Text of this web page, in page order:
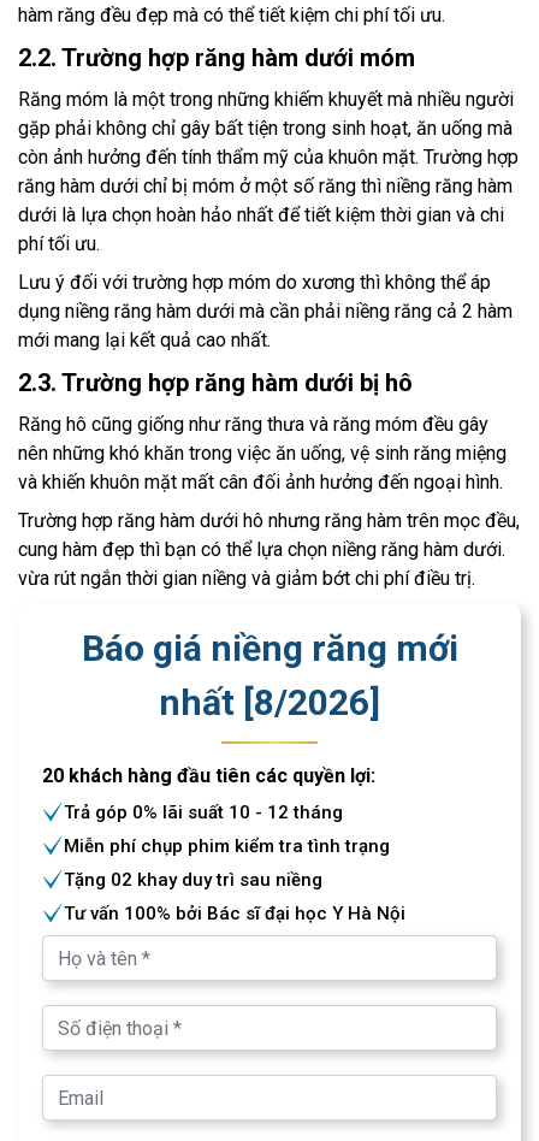
hàm răng đều đẹp mà có thể tiết kiệm chi phí tối ưu.
2.2. Trường hợp răng hàm dưới móm
Răng móm là một trong những khiếm khuyết mà nhiều người
gặp phải không chỉ gây bất tiện trong sinh hoạt, ăn uống mà
còn ảnh hưởng đến tính thẩm mỹ của khuôn mặt. Trường hợp
răng hàm dưới chỉ bị móm ở một số răng thì niềng răng hàm
dưới là lựa chọn hoàn hảo nhất để tiết kiệm thời gian và chi
phí tối ưu.
Lưu ý đối với trường hợp móm do xương thì không thể áp
dụng niềng răng hàm dưới mà cần phải niềng răng cả 2 hàm
mới mang lại kết quả cao nhất.
2.3. Trường hợp răng hàm dưới bị hô
Răng hô cũng giống như răng thưa và răng móm đều gây
nên những khó khăn trong việc ăn uống, vệ sinh răng miệng
và khiến khuôn mặt mất cân đối ảnh hưởng đến ngoại hình.
Trường hợp răng hàm dưới hô nhưng răng hàm trên mọc đều,
cung hàm đẹp thì bạn có thể lựa chọn niềng răng hàm dưới.
vừa rút ngắn thời gian niềng và giảm bớt chi phí điều trị.
Báo giá niềng răng mới
nhất [8/2026]
20 khách hàng đầu tiên các quyền lợi:
Trả góp 0% lãi suất 10 - 12 tháng
Miễn phí chụp phim kiểm tra tình trạng
Tặng 02 khay duy trì sau niềng
Tư vấn 100% bởi Bác sĩ đại học Y Hà Nội